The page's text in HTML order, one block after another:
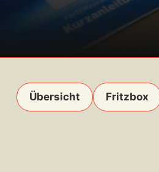
Übersicht Fritzbox